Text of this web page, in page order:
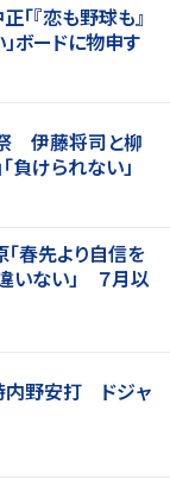
「『恋も野球も』
ボードに物申す
祭 伊藤将司と柳
負けられない」
春先より自信を
いない」 ７月以
野安打 ドジャ